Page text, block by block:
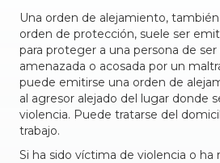
Una orden de alejamiento,
orden de protección, suele ser
para proteger a una persona de
amenazada o acosada por un
puede emitirse una orden de
al agresor alejado del lugar donde
violencia. Puede tratarse del
trabajo.
Si ha sido víctima de violencia o ha